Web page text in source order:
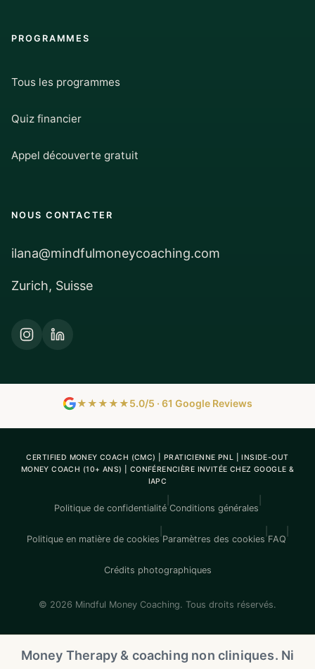
PROGRAMMES
Tous les programmes
Quiz financier
Appel découverte gratuit
NOUS CONTACTER
ilana@mindfulmoneycoaching.com
Zurich, Suisse
★★★★★5.0/5 · 61 Google Reviews
CERTIFIED MONEY COACH (CMC) | PRATICIENNE PNL | INSIDE-OUT
MONEY COACH (10+ ANS) | CONFÉRENCIÈRE INVITÉE CHEZ GOOGLE &
IAPC
Politique de confidentialité Conditions générales
Politique en matière de cookies Paramètres des cookies FAQ
Crédits photographiques
© 2026 Mindful Money Coaching. Tous droits réservés.
Money Therapy & coaching non cliniques. Ni